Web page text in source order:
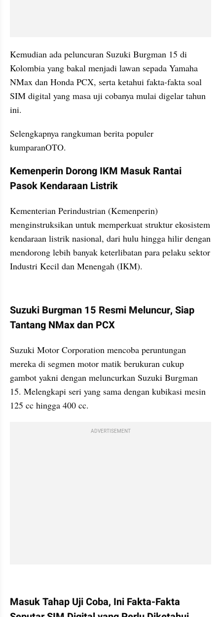
Kemudian ada peluncuran Suzuki Burgman 15 di
Kolombia yang bakal menjadi lawan sepada Yamaha
NMax dan Honda PCX, serta ketahui fakta-fakta soal
SIM digital yang masa uji cobanya mulai digelar tahun
ini.
Selengkapnya rangkuman berita populer
kumparanOTO.
Kemenperin Dorong IKM Masuk Rantai
Pasok Kendaraan Listrik
Kementerian Perindustrian (Kemenperin)
menginstruksikan untuk memperkuat struktur ekosistem
kendaraan listrik nasional, dari hulu hingga hilir dengan
mendorong lebih banyak keterlibatan para pelaku sektor
Industri Kecil dan Menengah (IKM).
Suzuki Burgman 15 Resmi Meluncur, Siap
Tantang NMax dan PCX
Suzuki Motor Corporation mencoba peruntungan
mereka di segmen motor matik berukuran cukup
gambot yakni dengan meluncurkan Suzuki Burgman
15. Melengkapi seri yang sama dengan kubikasi mesin
125 cc hingga 400 cc.
ADVERTISEMENT
Masuk Tahap Uji Coba, Ini Fakta-Fakta